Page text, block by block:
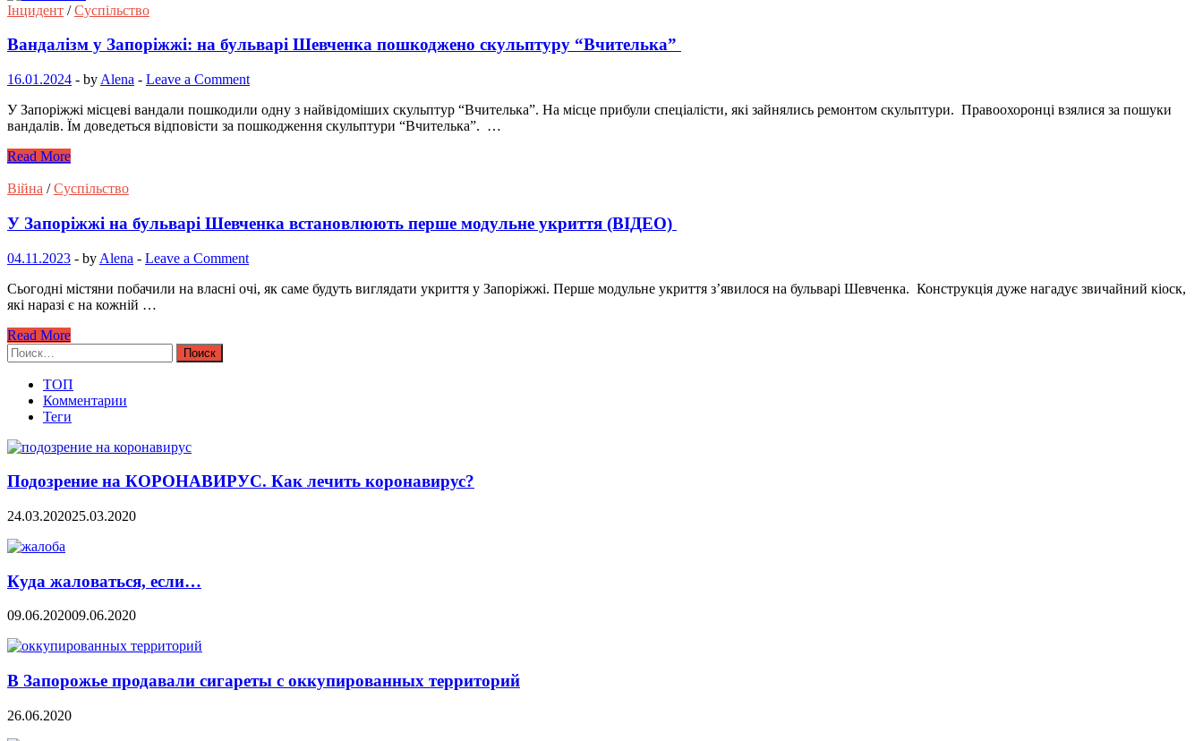
Інцидент /Суспільство
Вандалізм у Запоріжжі: на бульварі Шевченка пошкоджено скульптуру “Вчителька”
16.01.2024 - by Alena - Leave a Comment
У Запоріжжі місцеві вандали пошкодили одну з найвідоміших скульптур “Вчителька”. На місце прибули спеціалісти, які зайнялись ремонтом скульптури. Правоохоронці взялися за пошуки
вандалів. Їм доведеться відповісти за пошкодження скульптури “Вчителька”. …
Read More
Війна /Суспільство
У Запоріжжі на бульварі Шевченка встановлюють перше модульне укриття (ВІДЕО)
04.11.2023 - by Alena - Leave a Comment
Сьогодні містяни побачили на власні очі, як саме будуть виглядати укриття у Запоріжжі. Перше модульне укриття з’явилося на бульварі Шевченка. Конструкція дуже нагадує звичайний кіоск,
які наразі є на кожній …
Read More
Найти:
ТОП
Комментарии
Теги
Подозрение на КОРОНАВИРУС. Как лечить коронавирус?
24.03.202025.03.2020
Куда жаловаться, если…
09.06.202009.06.2020
В Запорожье продавали сигареты с оккупированных территорий
26.06.2020